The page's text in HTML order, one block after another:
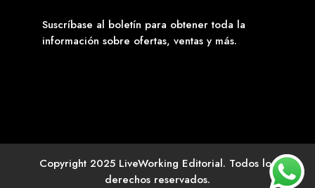
Suscríbase al boletín para obtener toda la
información sobre ofertas, ventas y más.
Copyright 2025 LiveWorking Editorial. Todos los
derechos reservados.